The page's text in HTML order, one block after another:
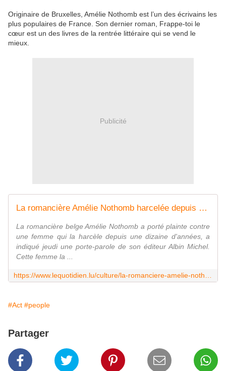
Originaire de Bruxelles, Amélie Nothomb est l’un des écrivains les
plus populaires de France. Son dernier roman, Frappe-toi le
cœur est un des livres de la rentrée littéraire qui se vend le
mieux.
Publicité
La romancière Amélie Nothomb harcelée depuis dix ans par une fan
La romancière belge Amélie Nothomb a porté plainte contre
une femme qui la harcèle depuis une dizaine d'années, a
indiqué jeudi une porte-parole de son éditeur Albin Michel.
Cette femme la ...
#Act #people
Partager